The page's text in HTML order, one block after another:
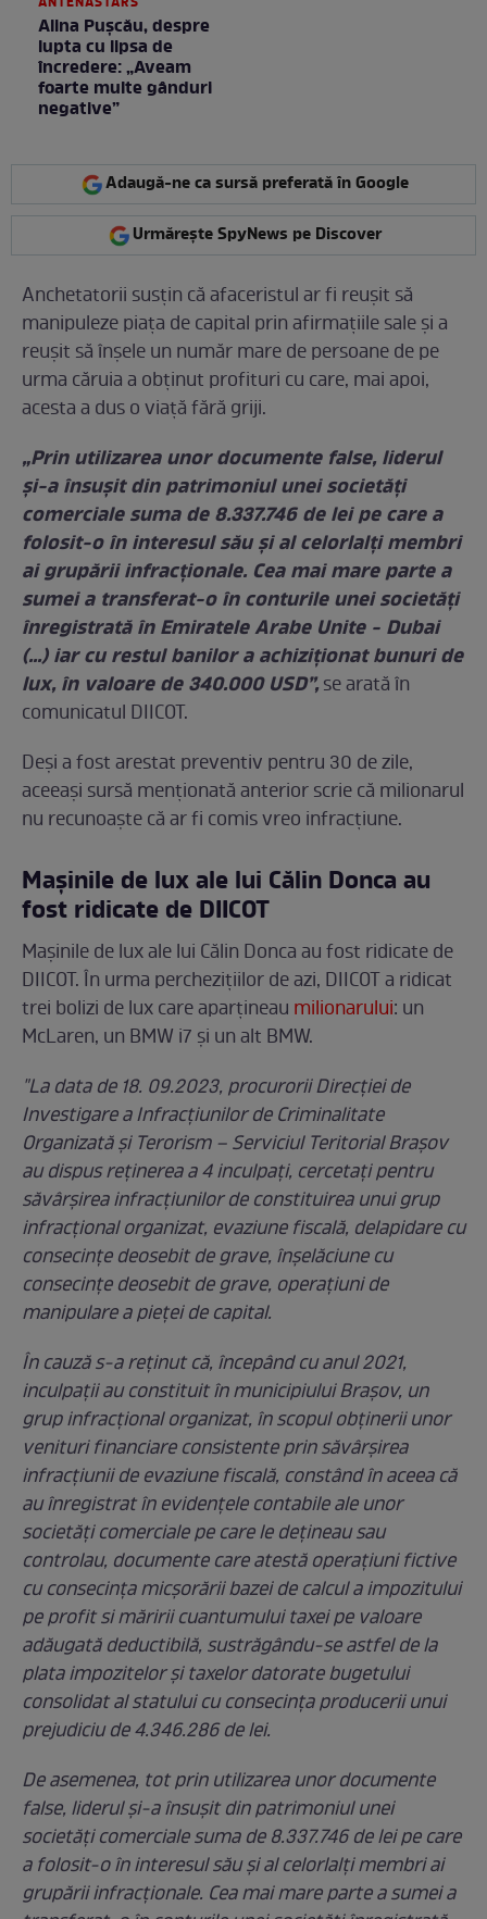
Alina Pușcău, despre
lupta cu lipsa de
încredere: „Aveam
foarte multe gânduri
negative”
Adaugă-ne ca sursă preferată în Google
Urmărește SpyNews pe Discover
Anchetatorii susțin că afaceristul ar fi reușit să
manipuleze piața de capital prin afirmațiile sale și a
reușit să înșele un număr mare de persoane de pe
urma căruia a obținut profituri cu care, mai apoi,
acesta a dus o viață fără griji.
„Prin utilizarea unor documente false, liderul
și-a însușit din patrimoniul unei societăți
comerciale suma de 8.337.746 de lei pe care a
folosit-o în interesul său și al celorlalți membri
ai grupării infracționale. Cea mai mare parte a
sumei a transferat-o în conturile unei societăți
înregistrată în Emiratele Arabe Unite - Dubai
(...) iar cu restul banilor a achiziționat bunuri de
lux, în valoare de 340.000 USD”,se arată în
comunicatul DIICOT.
Deși a fost arestat preventiv pentru 30 de zile,
aceeași sursă menționată anterior scrie că milionarul
nu recunoaște că ar fi comis vreo infracțiune.
Maşinile de lux ale lui Călin Donca au
fost ridicate de DIICOT
Mașinile de lux ale lui Călin Donca au fost ridicate de
DIICOT. În urma perchezițiilor de azi, DIICOT a ridicat
trei bolizi de lux care aparțineau milionarului: un
McLaren, un BMW i7 şi un alt BMW.
"La data de 18. 09.2023, procurorii Direcției de
Investigare a Infracțiunilor de Criminalitate
Organizată și Terorism – Serviciul Teritorial Brașov
au dispus reținerea a 4 inculpați, cercetați pentru
săvârșirea infracțiunilor de constituirea unui grup
infracțional organizat, evaziune fiscală, delapidare cu
consecințe deosebit de grave, înșelăciune cu
consecințe deosebit de grave, operațiuni de
manipulare a pieței de capital.
În cauză s-a reținut că, începând cu anul 2021,
inculpații au constituit în municipiului Brașov, un
grup infracțional organizat, în scopul obținerii unor
venituri financiare consistente prin săvârșirea
infracțiunii de evaziune fiscală, constând în aceea că
au înregistrat în evidențele contabile ale unor
societăți comerciale pe care le dețineau sau
controlau, documente care atestă operațiuni fictive
cu consecința micșorării bazei de calcul a impozitului
pe profit si măririi cuantumului taxei pe valoare
adăugată deductibilă, sustrăgându-se astfel de la
plata impozitelor și taxelor datorate bugetului
consolidat al statului cu consecința producerii unui
prejudiciu de 4.346.286 de lei.
De asemenea, tot prin utilizarea unor documente
false, liderul și-a însușit din patrimoniul unei
societăți comerciale suma de 8.337.746 de lei pe care
a folosit-o în interesul său și al celorlalți membri ai
grupării infracționale. Cea mai mare parte a sumei a